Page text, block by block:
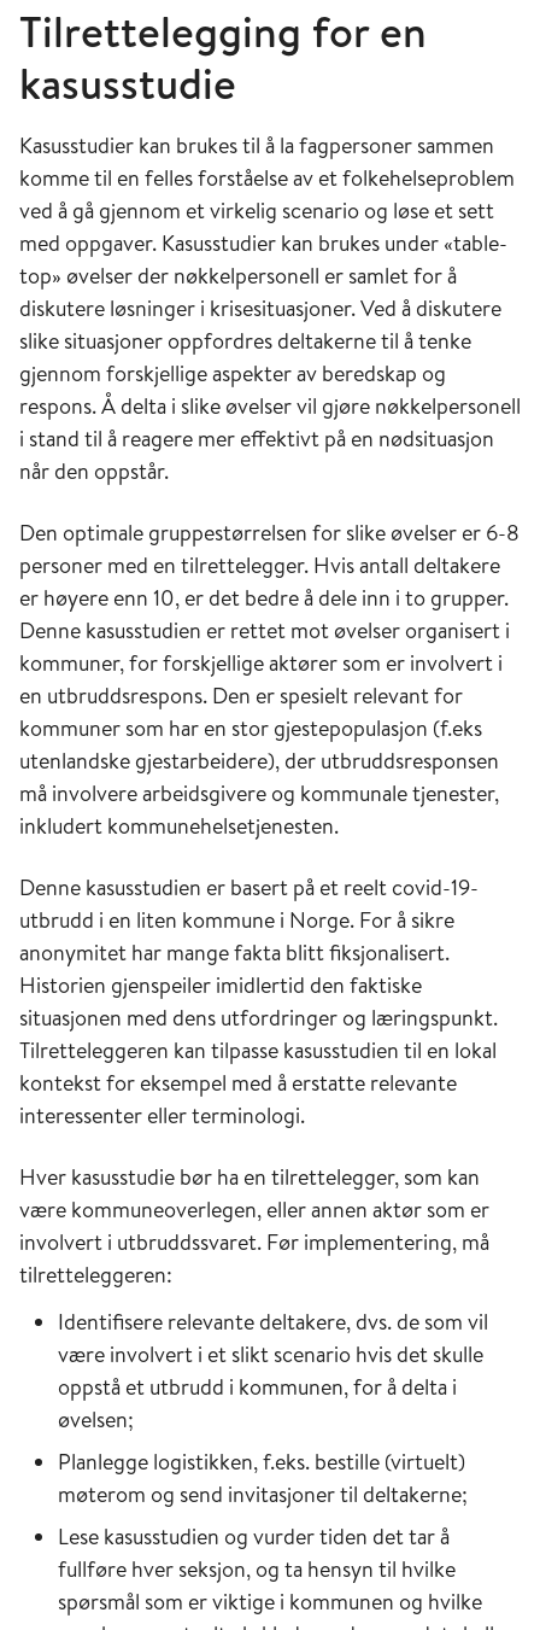
Tilrettelegging for en
kasusstudie
Kasusstudier kan brukes til å la fagpersoner sammen
komme til en felles forståelse av et folkehelseproblem
ved å gå gjennom et virkelig scenario og løse et sett
med oppgaver. Kasusstudier kan brukes under «table-
top» øvelser der nøkkelpersonell er samlet for å
diskutere løsninger i krisesituasjoner. Ved å diskutere
slike situasjoner oppfordres deltakerne til å tenke
gjennom forskjellige aspekter av beredskap og
respons. Å delta i slike øvelser vil gjøre nøkkelpersonell
i stand til å reagere mer effektivt på en nødsituasjon
når den oppstår.
Den optimale gruppestørrelsen for slike øvelser er 6-8
personer med en tilrettelegger. Hvis antall deltakere
er høyere enn 10, er det bedre å dele inn i to grupper.
Denne kasusstudien er rettet mot øvelser organisert i
kommuner, for forskjellige aktører som er involvert i
en utbruddsrespons. Den er spesielt relevant for
kommuner som har en stor gjestepopulasjon (f.eks
utenlandske gjestarbeidere), der utbruddsresponsen
må involvere arbeidsgivere og kommunale tjenester,
inkludert kommunehelsetjenesten.
Denne kasusstudien er basert på et reelt covid-19-
utbrudd i en liten kommune i Norge. For å sikre
anonymitet har mange fakta blitt fiksjonalisert.
Historien gjenspeiler imidlertid den faktiske
situasjonen med dens utfordringer og læringspunkt.
Tilretteleggeren kan tilpasse kasusstudien til en lokal
kontekst for eksempel med å erstatte relevante
interessenter eller terminologi.
Hver kasusstudie bør ha en tilrettelegger, som kan
være kommuneoverlegen, eller annen aktør som er
involvert i utbruddssvaret. Før implementering, må
tilretteleggeren:
Identifisere relevante deltakere, dvs. de som vil
være involvert i et slikt scenario hvis det skulle
oppstå et utbrudd i kommunen, for å delta i
øvelsen;
Planlegge logistikken, f.eks. bestille (virtuelt)
møterom og send invitasjoner til deltakerne;
Lese kasusstudien og vurder tiden det tar å
fullføre hver seksjon, og ta hensyn til hvilke
spørsmål som er viktige i kommunen og hvilke